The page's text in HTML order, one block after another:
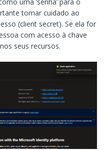
tomar cuidado ao
(client secret). Se ela for
com acesso à chave
seus recursos.